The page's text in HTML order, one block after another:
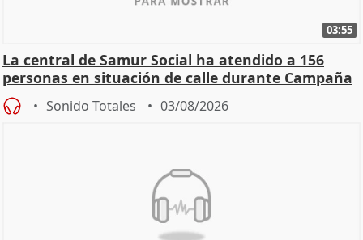
03:55
La central de Samur Social ha atendido a 156
personas en situación de calle durante Campaña
de Calor
Sonido Totales 03/08/2026